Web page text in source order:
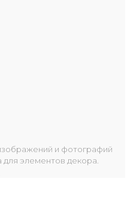
и фотографий
для элементов декора.